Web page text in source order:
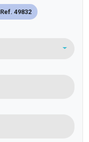
Ref. 49832